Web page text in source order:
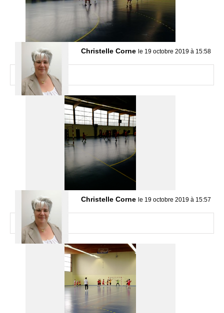
Christelle Corne le 19 octobre 2019 à 15:58
Christelle Corne le 19 octobre 2019 à 15:57